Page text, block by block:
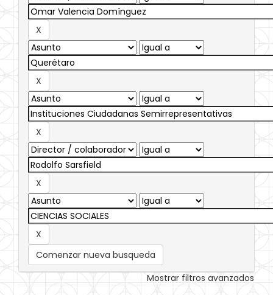
Comenzar nueva busqueda
Mostrar filtros avanzados